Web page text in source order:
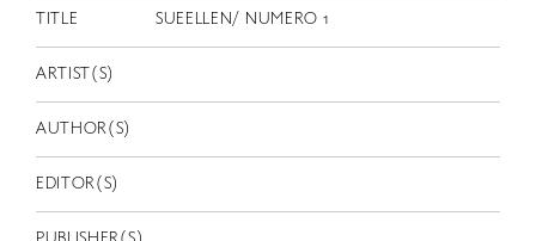
JP
EN
TITLE SUEELLEN/ NUMERO 1
ARTIST(S)
AUTHOR(S)
EDITOR(S)